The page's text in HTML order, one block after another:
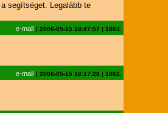
segítséget. Legalább te
e-mail | 2006-05-15 18:47:57 | 1863.
e-mail | 2006-05-15 18:17:28 | 1862.